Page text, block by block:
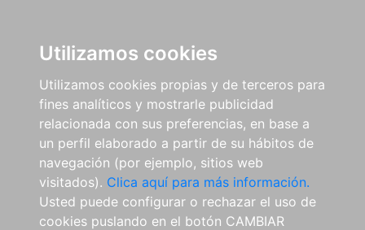
Utilizamos cookies
Utilizamos cookies propias y de terceros para
fines analíticos y mostrarle publicidad
relacionada con sus preferencias, en base a
un perfil elaborado a partir de su hábitos de
navegación (por ejemplo, sitios web
visitados). Clica aquí para más información.
Usted puede configurar o rechazar el uso de
cookies puslando en el botón CAMBIAR